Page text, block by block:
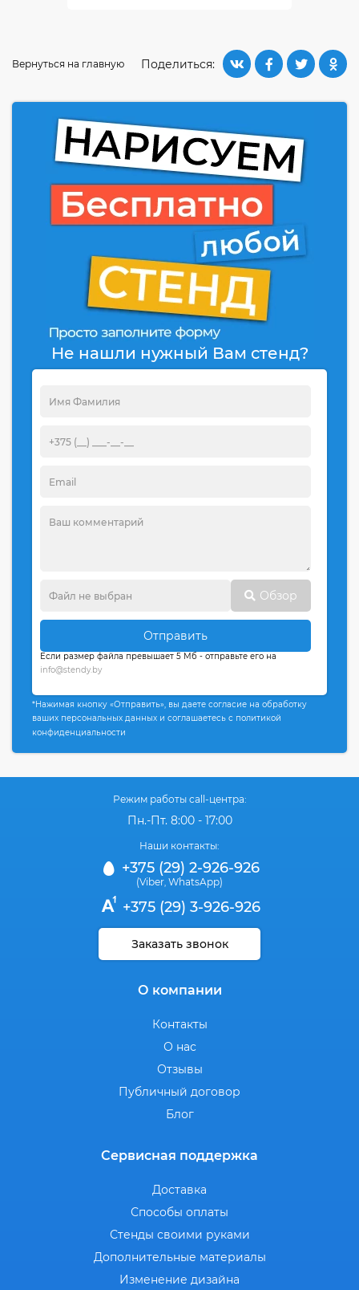
Поделиться:
Вернуться на главную
Не нашли нужный Вам стенд?
Обзор
Отправить
Если размер файла превышает 5 Мб - отправьте его на
info@stendy.by
*Нажимая кнопку «Отправить», вы даете согласие на обработку
ваших персональных данных и соглашаетесь с политикой
конфиденциальности
Режим работы call-центра:
Пн.-Пт. 8:00 - 17:00
Наши контакты:
+375 (29) 2-926-926
(Viber WhatsApp)
+375 (29) 3-926-926
Заказать звонок
О компании
Контакты
О нас
Отзывы
Публичный договор
Блог
Сервисная поддержка
Доставка
Способы оплаты
Стенды своими руками
Дополнительные материалы
Изменение дизайна